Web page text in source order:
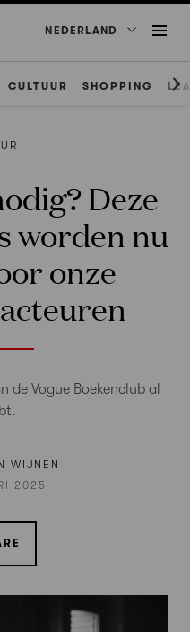
NEDERLAND
CULTUUR SHOPPING
Deze
worden nu
onze
de Vogue Boekenclub al
WIJNEN
2025